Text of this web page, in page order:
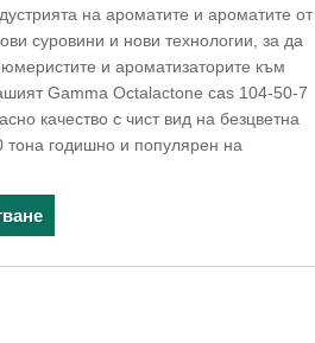
на ароматите и ароматите от
суровини и нови технологии, за да
и ароматизаторите към
Gamma Octalactone cas 104-50-7
качество с чист вид на безцветна
тона годишно и популярен на